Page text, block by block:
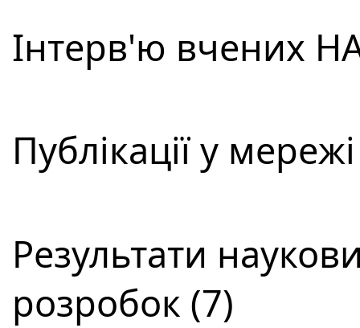
Інтерв'ю вчених
Публікації у
Результати
розробок (7)